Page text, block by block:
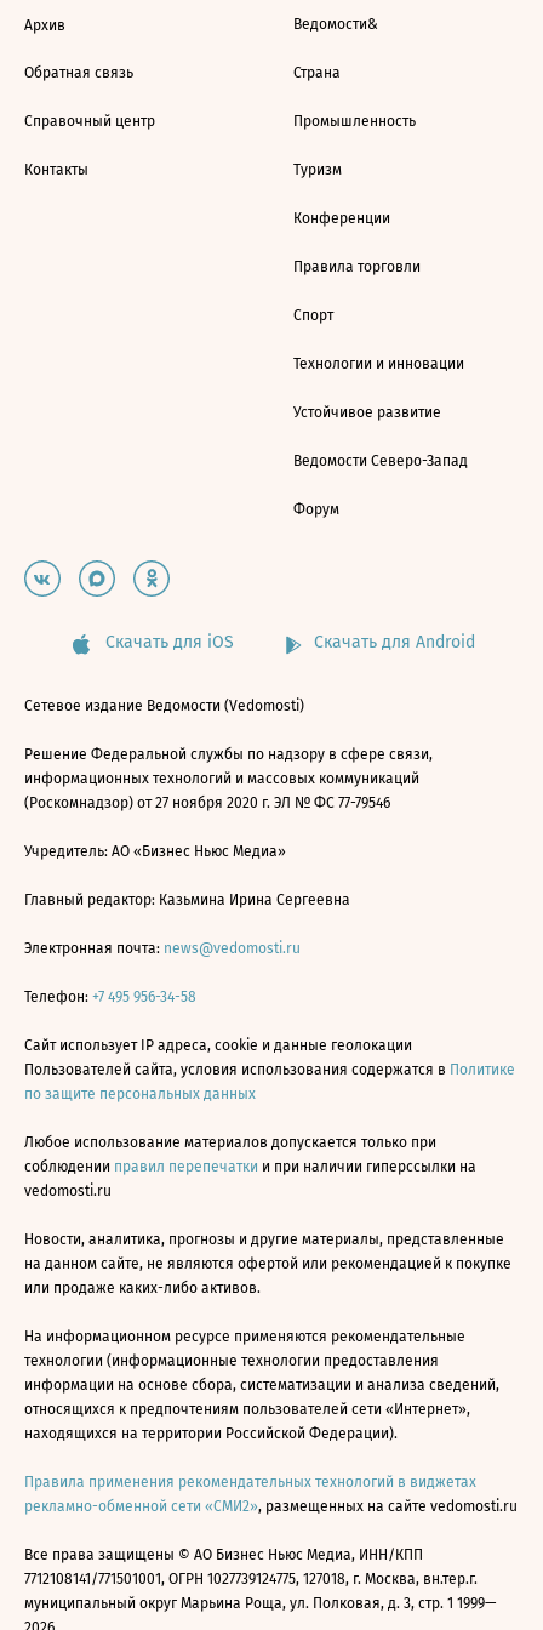
Архив
Обратная связь
Справочный центр
Контакты
Ведомости&
Страна
Промышленность
Туризм
Конференции
Правила торговли
Спорт
Технологии и инновации
Устойчивое развитие
Ведомости Северо-Запад
Форум
Скачать для iOS Скачать для Android
Сетевое издание Ведомости (Vedomosti)
Решение Федеральной службы по надзору в сфере связи,
информационных технологий и массовых коммуникаций
(Роскомнадзор) от 27 ноября 2020 г. ЭЛ № ФС 77-79546
Учредитель: АО «Бизнес Ньюс Медиа»
Главный редактор: Казьмина Ирина Сергеевна
Электронная почта: news@vedomosti.ru
Телефон: +7 495 956-34-58
Сайт использует IP адреса, cookie и данные геолокации
Пользователей сайта, условия использования содержатся в Политике
по защите персональных данных
Любое использование материалов допускается только при
соблюдении правил перепечатки и при наличии гиперссылки на
vedomosti.ru
Новости, аналитика, прогнозы и другие материалы, представленные
на данном сайте, не являются офертой или рекомендацией к покупке
или продаже каких-либо активов.
На информационном ресурсе применяются рекомендательные
технологии (информационные технологии предоставления
информации на основе сбора, систематизации и анализа сведений,
относящихся к предпочтениям пользователей сети «Интернет»,
находящихся на территории Российской Федерации).
Правила применения рекомендательных технологий в виджетах
рекламно-обменной сети «СМИ2», размещенных на сайте vedomosti.ru
Все права защищены © АО Бизнес Ньюс Медиа, ИНН/КПП
7712108141/771501001, ОГРН 1027739124775, 127018, г. Москва, вн.тер.г.
муниципальный округ Марьина Роща, ул. Полковая, д. 3, стр. 1 1999—